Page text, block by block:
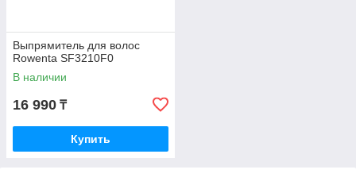
Выпрямитель для волос
Rowenta SF3210F0
В наличии
16 990 ₸
Купить